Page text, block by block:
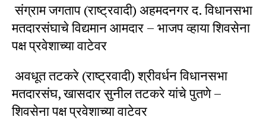
संग्राम जगताप (राष्ट्रवादी) अहमदनगर द. विधानसभा
मतदारसंघाचे विद्यमान आमदार – भाजप व्हाया शिवसेना
पक्ष प्रवेशाच्या वाटेवर
अवधूत तटकरे (राष्ट्रवादी) श्रीवर्धन विधानसभा
मतदारसंघ, खासदार सुनील तटकरे यांचे पुतणे –
शिवसेना पक्ष प्रवेशाच्या वाटेवर